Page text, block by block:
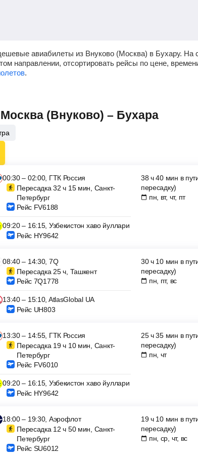
авиабилеты из Внуково (Москва) в Бухару. На
направлении, отсортировать рейсы по цене,
.
Москва (Внуково) – Бухара
00:30 – 02:00, ГТК Россия
Пересадка 32 ч 15 мин, Санкт-
Петербург
Рейс FV6188
09:20 – 16:15, Узбекистон хаво йуллари
Рейс HY9642
38 ч 40 мин в
пересадку)
пн, вт, чт, пт
08:40 – 14:30, 7Q
Пересадка 25 ч, Ташкент
Рейс 7Q1778
13:40 – 15:10, AtlasGlobal UA
Рейс UH803
30 ч 10 мин в
пересадку)
пн, пт, вс
13:30 – 14:55, ГТК Россия
Пересадка 19 ч 10 мин, Санкт-
Петербург
Рейс FV6010
09:20 – 16:15, Узбекистон хаво йуллари
Рейс HY9642
25 ч 35 мин в
пересадку)
пн, чт
18:00 – 19:30, Аэрофлот
Пересадка 12 ч 50 мин, Санкт-
Петербург
Рейс SU6012
19 ч 10 мин в
пересадку)
пн, ср, чт, вс